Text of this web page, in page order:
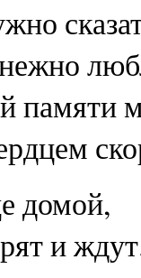
памяти
домой,
и